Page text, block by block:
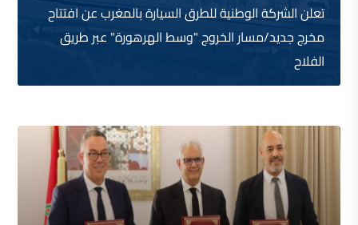
تعلن الشركة الوطنية للطرق السيارة بالمغرب عن افتتاح
مخرج جديد/مسار الخروج "وسط الهرهورة" عبر طريق
الفلاح